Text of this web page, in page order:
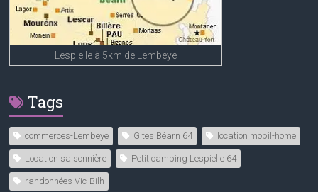
Lespielle à 5km de Lembeye
Tags
commerces-Lembeye Gites Béarn 64 location mobil-home
Location saisonnière Petit camping Lespielle 64
randonnées Vic-Bilh